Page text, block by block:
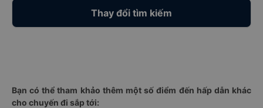
Thay đổi tìm kiếm
Bạn có thể tham khảo thêm một số điểm đến hấp dẫn khác
cho chuyến đi sắp tới: